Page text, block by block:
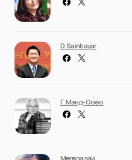
D. Sainbayar
Г. Мэнд-Ооёо
Мөнгөндалай